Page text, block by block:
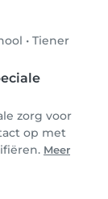
• Tiener
zorg voor
op met
Meer